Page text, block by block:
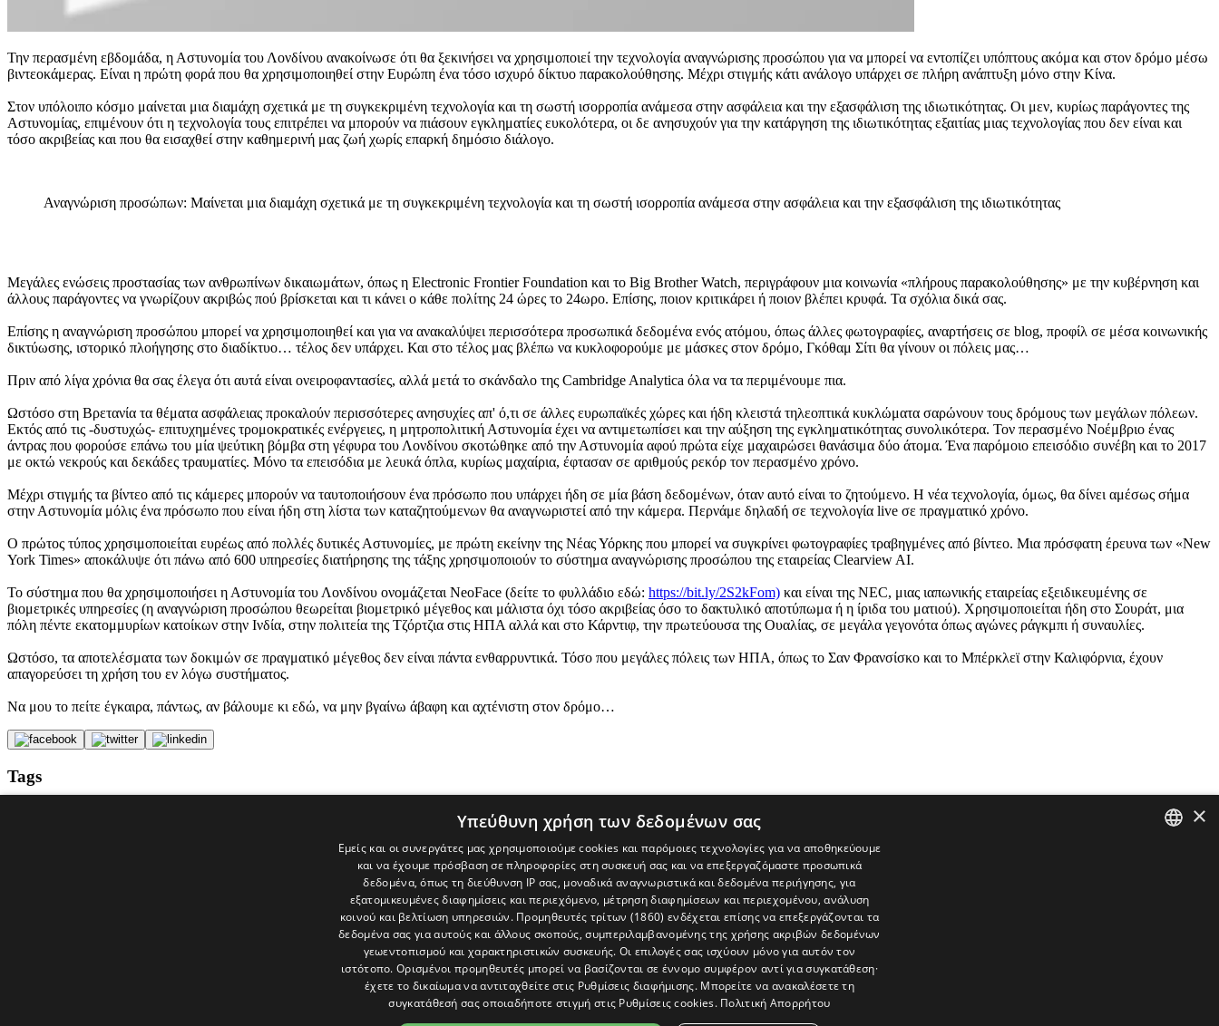
Την περασμένη εβδομάδα, η Αστυνομία του Λονδίνου ανακοίνωσε ότι θα ξεκινήσει να χρησιμοποιεί την τεχνολογία αναγνώρισης προσώπου για να μπορεί να εντοπίζει υπόπτους ακόμα και στον δρόμο μέσω
βιντεοκάμερας. Είναι η πρώτη φορά που θα χρησιμοποιηθεί στην Ευρώπη ένα τόσο ισχυρό δίκτυο παρακολούθησης. Μέχρι στιγμής κάτι ανάλογο υπάρχει σε πλήρη ανάπτυξη μόνο στην Κίνα.
Στον υπόλοιπο κόσμο μαίνεται μια διαμάχη σχετικά με τη συγκεκριμένη τεχνολογία και τη σωστή ισορροπία ανάμεσα στην ασφάλεια και την εξασφάλιση της ιδιωτικότητας. Οι μεν, κυρίως παράγοντες της
Αστυνομίας, επιμένουν ότι η τεχνολογία τους επιτρέπει να μπορούν να πιάσουν εγκληματίες ευκολότερα, οι δε ανησυχούν για την κατάργηση της ιδιωτικότητας εξαιτίας μιας τεχνολογίας που δεν είναι και
τόσο ακριβείας και που θα εισαχθεί στην καθημερινή μας ζωή χωρίς επαρκή δημόσιο διάλογο.
Αναγνώριση προσώπων: Μαίνεται μια διαμάχη σχετικά με τη συγκεκριμένη τεχνολογία και τη σωστή ισορροπία ανάμεσα στην ασφάλεια και την εξασφάλιση της ιδιωτικότητας
Μεγάλες ενώσεις προστασίας των ανθρωπίνων δικαιωμάτων, όπως η Electronic Frontier Foundation και το Big Brother Watch, περιγράφουν μια κοινωνία «πλήρους παρακολούθησης» με την κυβέρνηση και
άλλους παράγοντες να γνωρίζουν ακριβώς πού βρίσκεται και τι κάνει ο κάθε πολίτης 24 ώρες το 24ωρο. Επίσης, ποιον κριτικάρει ή ποιον βλέπει κρυφά. Τα σχόλια δικά σας.
Επίσης η αναγνώριση προσώπου μπορεί να χρησιμοποιηθεί και για να ανακαλύψει περισσότερα προσωπικά δεδομένα ενός ατόμου, όπως άλλες φωτογραφίες, αναρτήσεις σε blog, προφίλ σε μέσα κοινωνικής
δικτύωσης, ιστορικό πλοήγησης στο διαδίκτυο… τέλος δεν υπάρχει. Και στο τέλος μας βλέπω να κυκλοφορούμε με μάσκες στον δρόμο, Γκόθαμ Σίτι θα γίνουν οι πόλεις μας…
Πριν από λίγα χρόνια θα σας έλεγα ότι αυτά είναι ονειροφαντασίες, αλλά μετά το σκάνδαλο της Cambridge Analytica όλα να τα περιμένουμε πια.
Ωστόσο στη Βρετανία τα θέματα ασφάλειας προκαλούν περισσότερες ανησυχίες απ' ό,τι σε άλλες ευρωπαϊκές χώρες και ήδη κλειστά τηλεοπτικά κυκλώματα σαρώνουν τους δρόμους των μεγάλων πόλεων.
Εκτός από τις -δυστυχώς- επιτυχημένες τρομοκρατικές ενέργειες, η μητροπολιτική Αστυνομία έχει να αντιμετωπίσει και την αύξηση της εγκληματικότητας συνολικότερα. Τον περασμένο Νοέμβριο ένας
άντρας που φορούσε επάνω του μία ψεύτικη βόμβα στη γέφυρα του Λονδίνου σκοτώθηκε από την Αστυνομία αφού πρώτα είχε μαχαιρώσει θανάσιμα δύο άτομα. Ένα παρόμοιο επεισόδιο συνέβη και το 2017
με οκτώ νεκρούς και δεκάδες τραυματίες. Μόνο τα επεισόδια με λευκά όπλα, κυρίως μαχαίρια, έφτασαν σε αριθμούς ρεκόρ τον περασμένο χρόνο.
Μέχρι στιγμής τα βίντεο από τις κάμερες μπορούν να ταυτοποιήσουν ένα πρόσωπο που υπάρχει ήδη σε μία βάση δεδομένων, όταν αυτό είναι το ζητούμενο. Η νέα τεχνολογία, όμως, θα δίνει αμέσως σήμα
στην Αστυνομία μόλις ένα πρόσωπο που είναι ήδη στη λίστα των καταζητούμενων θα αναγνωριστεί από την κάμερα. Περνάμε δηλαδή σε τεχνολογία live σε πραγματικό χρόνο.
Ο πρώτος τύπος χρησιμοποιείται ευρέως από πολλές δυτικές Αστυνομίες, με πρώτη εκείνην της Νέας Υόρκης που μπορεί να συγκρίνει φωτογραφίες τραβηγμένες από βίντεο. Μια πρόσφατη έρευνα των «New
York Times» αποκάλυψε ότι πάνω από 600 υπηρεσίες διατήρησης της τάξης χρησιμοποιούν το σύστημα αναγνώρισης προσώπου της εταιρείας Clearview AI.
Το σύστημα που θα χρησιμοποιήσει η Αστυνομία του Λονδίνου ονομάζεται NeoFace (δείτε το φυλλάδιο εδώ: https://bit.ly/2S2kFom) και είναι της NEC, μιας ιαπωνικής εταιρείας εξειδικευμένης σε
βιομετρικές υπηρεσίες (η αναγνώριση προσώπου θεωρείται βιομετρικό μέγεθος και μάλιστα όχι τόσο ακριβείας όσο το δακτυλικό αποτύπωμα ή η ίριδα του ματιού). Χρησιμοποιείται ήδη στο Σουράτ, μια
πόλη πέντε εκατομμυρίων κατοίκων στην Ινδία, στην πολιτεία της Τζόρτζια στις ΗΠΑ αλλά και στο Κάρντιφ, την πρωτεύουσα της Ουαλίας, σε μεγάλα γεγονότα όπως αγώνες ράγκμπι ή συναυλίες.
Ωστόσο, τα αποτελέσματα των δοκιμών σε πραγματικό μέγεθος δεν είναι πάντα ενθαρρυντικά. Τόσο που μεγάλες πόλεις των ΗΠΑ, όπως το Σαν Φρανσίσκο και το Μπέρκλεϊ στην Καλιφόρνια, έχουν
απαγορεύσει τη χρήση του εν λόγω συστήματος.
Να μου το πείτε έγκαιρα, πάντως, αν βάλουμε κι εδώ, να μην βγαίνω άβαφη και αχτένιστη στον δρόμο…
Tags
Το «Παράθυρο» είναι το πολιτιστικό ένθετο της εφημερίδας Πολίτης [Κύπρος] και του διαδικτυακού πόρταλ www.politis.com.cy. Ειδήσεις, συνεντεύξεις, συναντήσεις, ρεπορτάζ, ήχοι, εικόνες – κινούμενες
×
Υπεύθυνη χρήση των δεδομένων σας
Εμείς και οι συνεργάτες μας χρησιμοποιούμε cookies και παρόμοιες τεχνολογίες για να αποθηκεύουμε
και να έχουμε πρόσβαση σε πληροφορίες στη συσκευή σας και να επεξεργαζόμαστε προσωπικά
δεδομένα, όπως τη διεύθυνση IP σας, μοναδικά αναγνωριστικά και δεδομένα περιήγησης, για
εξατομικευμένες διαφημίσεις και περιεχόμενο, μέτρηση διαφημίσεων και περιεχομένου, ανάλυση
κοινού και βελτίωση υπηρεσιών. Προμηθευτές τρίτων (1860) ενδέχεται επίσης να επεξεργάζονται τα
δεδομένα σας για αυτούς και άλλους σκοπούς, συμπεριλαμβανομένης της χρήσης ακριβών δεδομένων
γεωεντοπισμού και χαρακτηριστικών συσκευής. Οι επιλογές σας ισχύουν μόνο για αυτόν τον
ιστότοπο. Ορισμένοι προμηθευτές μπορεί να βασίζονται σε έννομο συμφέρον αντί για συγκατάθεση·
έχετε το δικαίωμα να αντιταχθείτε στις Ρυθμίσεις διαφήμισης. Μπορείτε να ανακαλέσετε τη
συγκατάθεσή σας οποιαδήποτε στιγμή στις Ρυθμίσεις cookies. Πολιτική Απορρήτου